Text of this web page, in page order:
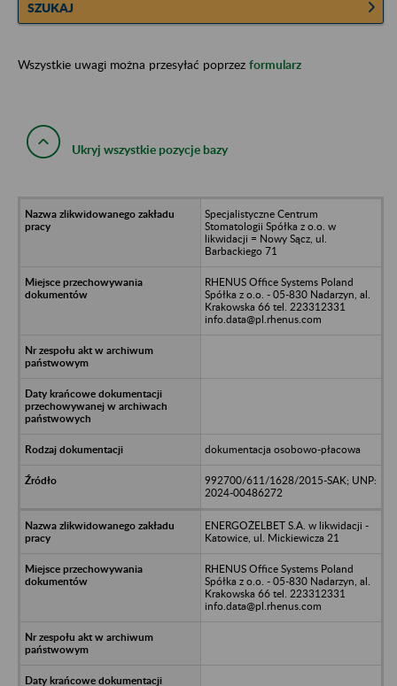
SZUKAJ
Wszystkie uwagi można przesyłać poprzez formularz
Ukryj wszystkie pozycje bazy
Specjalistyczne Centrum
Stomatologii Spółka z o.o. w
likwidacji = Nowy Sącz, ul.
Barbackiego 71
RHENUS Office Systems Poland
Spółka z o.o. - 05-830 Nadarzyn, al.
Krakowska 66 tel. 223312331
info.data@pl.rhenus.com
dokumentacja osobowo-płacowa
992700/611/1628/2015-SAK; UNP:
2024-00486272
ENERGOŻELBET S.A. w likwidacji -
Katowice, ul. Mickiewicza 21
RHENUS Office Systems Poland
Spółka z o.o. - 05-830 Nadarzyn, al.
Krakowska 66 tel. 223312331
info.data@pl.rhenus.com